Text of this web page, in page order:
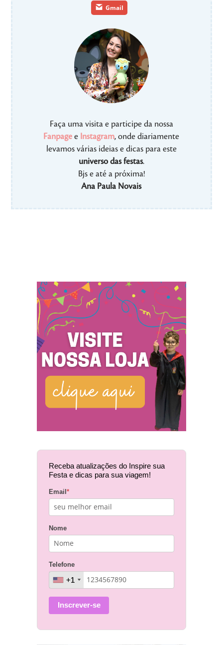
Gmail
Faça uma visita e participe da nossa
Fanpage e Instagram, onde diariamente
levamos várias ideias e dicas para este
universo das festas.
Bjs e até a próxima!
Ana Paula Novais
Receba atualizações do Inspire sua
Festa e dicas para sua viagem!
Email*
Nome
Telefone
+1
+1
Inscrever-se